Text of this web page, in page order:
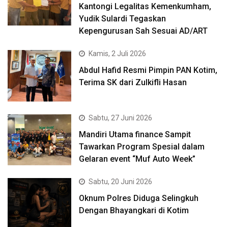
Kantongi Legalitas Kemenkumham,
Yudik Sulardi Tegaskan
Kepengurusan Sah Sesuai AD/ART
Kamis, 2 Juli 2026
Abdul Hafid Resmi Pimpin PAN Kotim,
Terima SK dari Zulkifli Hasan
Sabtu, 27 Juni 2026
Mandiri Utama finance Sampit
Tawarkan Program Spesial dalam
Gelaran event “Muf Auto Week”
Sabtu, 20 Juni 2026
Oknum Polres Diduga Selingkuh
Dengan Bhayangkari di Kotim